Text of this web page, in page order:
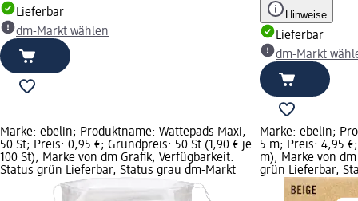
Lieferbar
dm-Markt wählen
Hinweise
Lieferbar
dm-Markt
Marke: ebelin; Produktname: Wattepads Maxi,
50 St; Preis: 0,95 €; Grundpreis: 50 St (1,90 € je
100 St); Marke von dm Grafik; Verfügbarkeit:
Status grün Lieferbar, Status grau dm-Markt
Marke: ebelin;
5 m; Preis: 4,95
m); Marke von
grün Lieferbar,